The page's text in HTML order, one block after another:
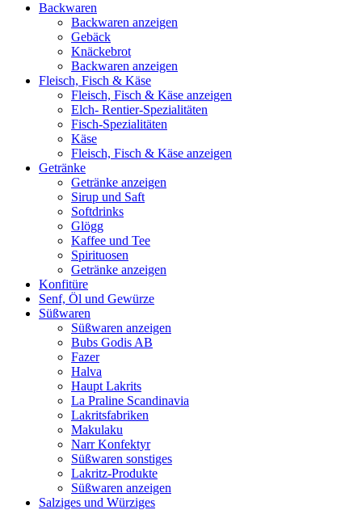
Backwaren
Backwaren anzeigen
Gebäck
Knäckebrot
Backwaren anzeigen
Fleisch, Fisch & Käse
Fleisch, Fisch & Käse anzeigen
Elch- Rentier-Spezialitäten
Fisch-Spezialitäten
Käse
Fleisch, Fisch & Käse anzeigen
Getränke
Getränke anzeigen
Sirup und Saft
Softdrinks
Glögg
Kaffee und Tee
Spirituosen
Getränke anzeigen
Konfitüre
Senf, Öl und Gewürze
Süßwaren
Süßwaren anzeigen
Bubs Godis AB
Fazer
Halva
Haupt Lakrits
La Praline Scandinavia
Lakritsfabriken
Makulaku
Narr Konfektyr
Süßwaren sonstiges
Lakritz-Produkte
Süßwaren anzeigen
Salziges und Würziges